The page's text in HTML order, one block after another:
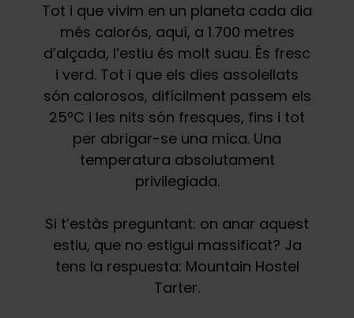
Tot i que vivim en un planeta cada dia
més calorós, aquí, a 1.700 metres
d’alçada, l’estiu és molt suau. És fresc
i verd. Tot i que els dies assolellats
són calorosos, difícilment passem els
25ºC i les nits són fresques, fins i tot
per abrigar-se una mica. Una
temperatura absolutament
privilegiada.
Si t’estàs preguntant: on anar aquest
estiu, que no estigui massificat? Ja
tens la respuesta: Mountain Hostel
Tarter.